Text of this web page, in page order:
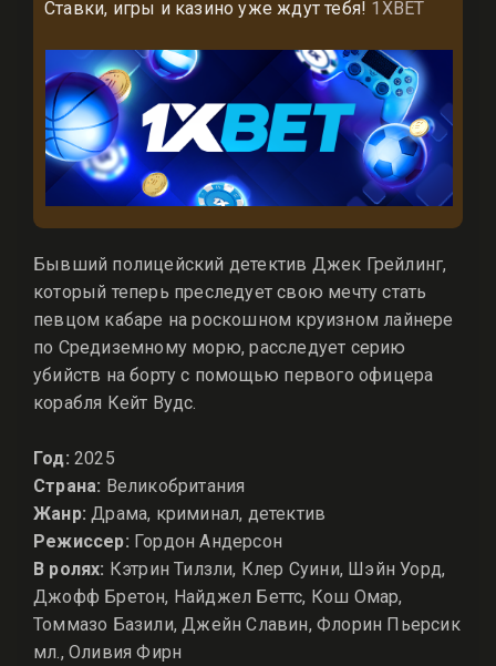
Ставки, игры и казино уже ждут тебя! 1XBET
Бывший полицейский детектив Джек Грейлинг,
который теперь преследует свою мечту стать
певцом кабаре на роскошном круизном лайнере
по Средиземному морю, расследует серию
убийств на борту с помощью первого офицера
корабля Кейт Вудс.
Год: 2025
Страна: Великобритания
Жанр: Драма, криминал, детектив
Режиссер: Гордон Андерсон
В ролях: Кэтрин Тилзли, Клер Суини, Шэйн Уорд,
Джофф Бретон, Найджел Беттс, Кош Омар,
Томмазо Базили, Джейн Славин, Флорин Пьерсик
мл., Оливия Фирн